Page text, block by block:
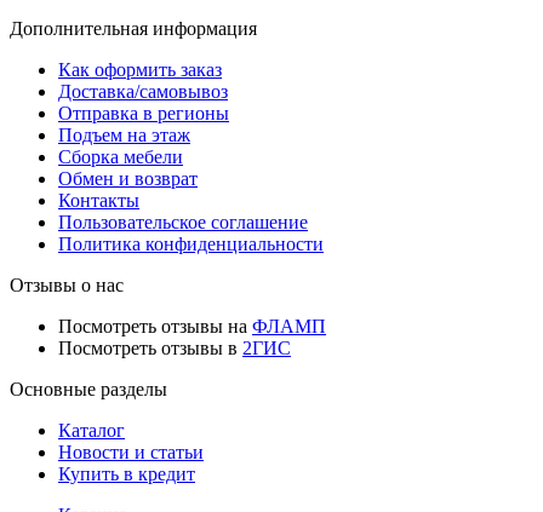
Дополнительная информация
Как оформить заказ
Доставка/самовывоз
Отправка в регионы
Подъем на этаж
Сборка мебели
Обмен и возврат
Контакты
Пользовательское соглашение
Политика конфиденциальности
Отзывы о нас
Посмотреть отзывы на ФЛАМП
Посмотреть отзывы в 2ГИС
Основные разделы
Каталог
Новости и статьи
Купить в кредит